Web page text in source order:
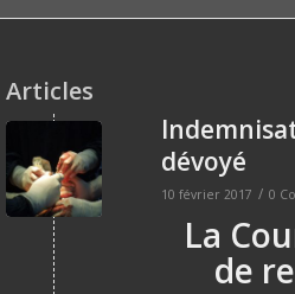
Articles
dévoyé
10 février 2017 / 0
La
de